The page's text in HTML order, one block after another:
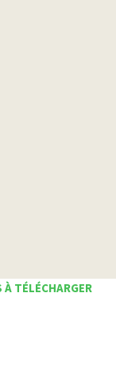
TÉLÉCHARGER